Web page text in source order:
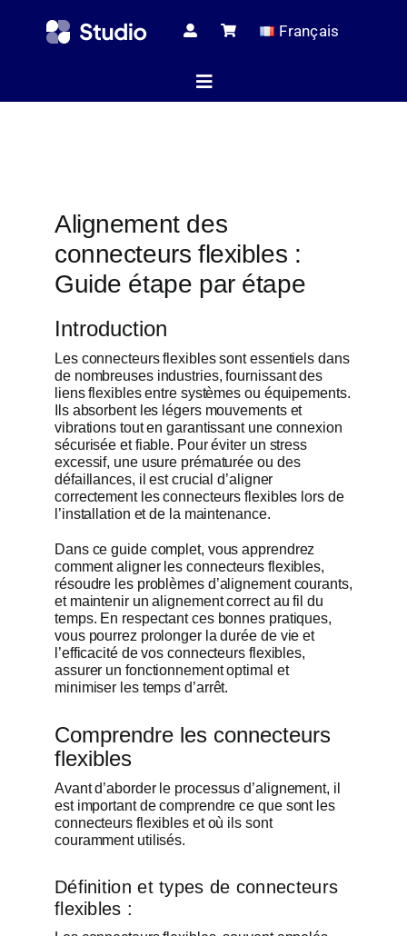
Français
Toggle
Alignement des
connecteurs flexibles :
Guide étape par étape
Introduction
Les connecteurs flexibles sont essentiels dans
de nombreuses industries, fournissant des
liens flexibles entre systèmes ou équipements.
Ils absorbent les légers mouvements et
vibrations tout en garantissant une connexion
sécurisée et fiable. Pour éviter un stress
excessif, une usure prématurée ou des
défaillances, il est crucial d’aligner
correctement les connecteurs flexibles lors de
l’installation et de la maintenance.
Dans ce guide complet, vous apprendrez
comment aligner les connecteurs flexibles,
résoudre les problèmes d’alignement courants,
et maintenir un alignement correct au fil du
temps. En respectant ces bonnes pratiques,
vous pourrez prolonger la durée de vie et
l’efficacité de vos connecteurs flexibles,
assurer un fonctionnement optimal et
minimiser les temps d’arrêt.
Comprendre les connecteurs
flexibles
Avant d’aborder le processus d’alignement, il
est important de comprendre ce que sont les
connecteurs flexibles et où ils sont
couramment utilisés.
Définition et types de connecteurs
flexibles :